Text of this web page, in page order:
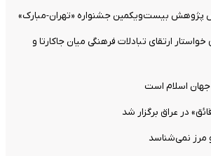
پژوهش بیست‌ویکمین جشنواره «تهران-مبارک»
ارتقای تبادلات فرهنگی میان جاکارتا و
جهان اسلام است
در عراق برگزار شد
مرز نمی‌شناسد